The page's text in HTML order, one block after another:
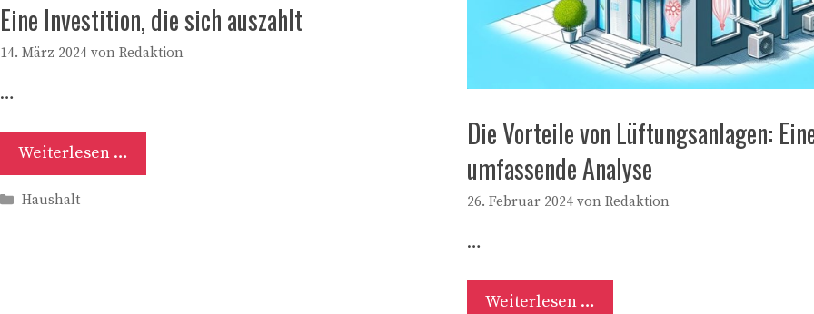
Eine Investition, die sich auszahlt
14. März 2024 von Redaktion
…
Weiterlesen …
Kategorien
Haushalt
Die Vorteile von Lüftungsanlagen:
umfassende Analyse
26. Februar 2024 von Redaktion
…
Weiterlesen …